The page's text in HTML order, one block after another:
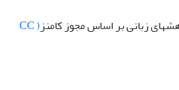
زبانی بر اساس مجوز کامنز ( CC